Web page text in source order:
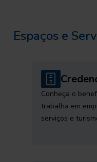
Espaços e
Conheça o
trabalha em
serviços e